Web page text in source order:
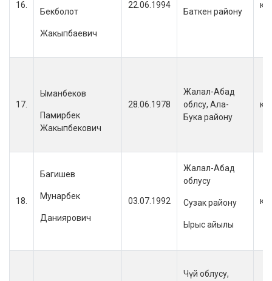
16.
Бекболот
Жакыпбаевич
22.06.1994
Баткен району
17.
Ыманбеков
Памирбек
Жакыпбекович
28.06.1978
Жалал-Абад
облсу, Ала-
Бука району
18.
Багишев
Мунарбек
Даниярович
03.07.1992
Жалал-Абад
облусу
Сузак району
Ырыс айылы
Чүй облусу,